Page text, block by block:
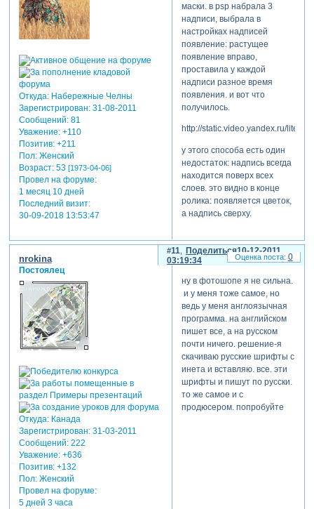
Откуда:Набережные Челны
Зарегистрирован: 31-08-2011
Сообщений:81
Уважение: +110
Позитив: +211
Пол:Женский
Возраст:53 [1973-04-06]
Провел на форуме:
1 месяц 10 дней
Последний визит:
30-09-2018 13:53:47
маски. в psp набрала 3
надписи, выбрала в
настройках надписей
появление: растущее
появление вправо,
проставила у каждой
надписи разное время
появления. и вот что
получилось.
http://static.video.yandex.ru/lite/
у этого способа есть один
недостаток: надпись всегда
находится поверх всех
слоев. это видно в конце
ролика: появляется цветок,
а надпись сверху.
Поделиться
11
10-12-2011
03:19:34
nrokina
Постоялец
Откуда:Канада
Зарегистрирован: 31-03-2011
Сообщений:222
Уважение: +636
Позитив: +132
Пол:Женский
Провел на форуме:
5 дней 3 часа
ну в фотошопе я не сильна.
и у меня тоже самое, но
ведь у меня англоязычная
программа. на английском
пишет все, а на русском
почти ничего. решение-я
скачиваю русские шрифты с
инета и вставляю. все. эти
шрифты и пишут по русски.
то же самое и с
продюсером. попробуйте
0